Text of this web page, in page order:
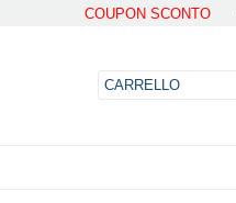
COUPON SCONTO
CARRELLO